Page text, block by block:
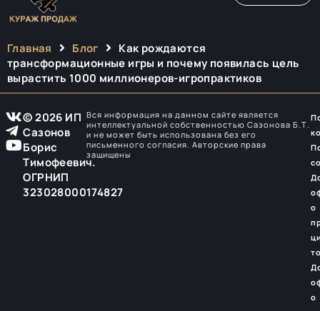
Главная Блог
Как рождаются
трансформационные игры и почему появилась цель
вырастить 1000 миллионеров-игропрактиков
© 2026 ИП
Сазонов
Борис
Тимофеевич.
ОГРНИП
323028000174827
Вся информация на данном сайте является
интеллектуальной собственностью Сазонова Б.Т.
и не может быть использована без его
письменного согласия. Авторские права
защищены
о
о